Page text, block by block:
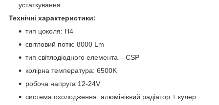
устаткування.
Технічні характеристики:
тип цоколя: H4
світловий потік: 8000 Lm
тип світлодіодного елемента – CSP
колірна температура: 6500K
робоча напруга 12-24V
система охолодження: алюмінієвий радіатор + кулер